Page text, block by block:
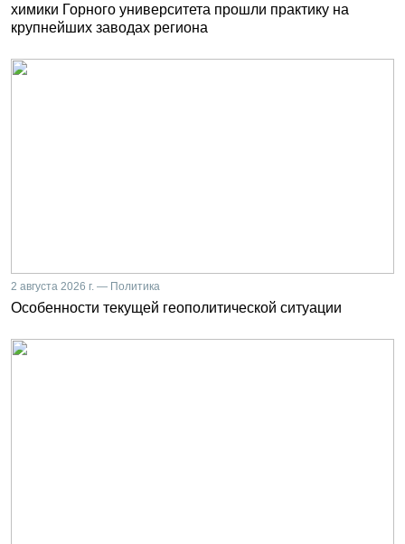
химики Горного университета прошли практику на
крупнейших заводах региона
2 августа 2026 г. — Политика
Особенности текущей геополитической ситуации